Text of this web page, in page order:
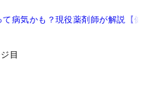
て病気かも？現役薬剤師が解説
目